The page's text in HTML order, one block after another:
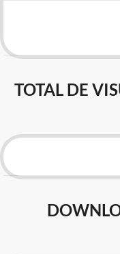
Banco Central do Brasil
TOTAL DE